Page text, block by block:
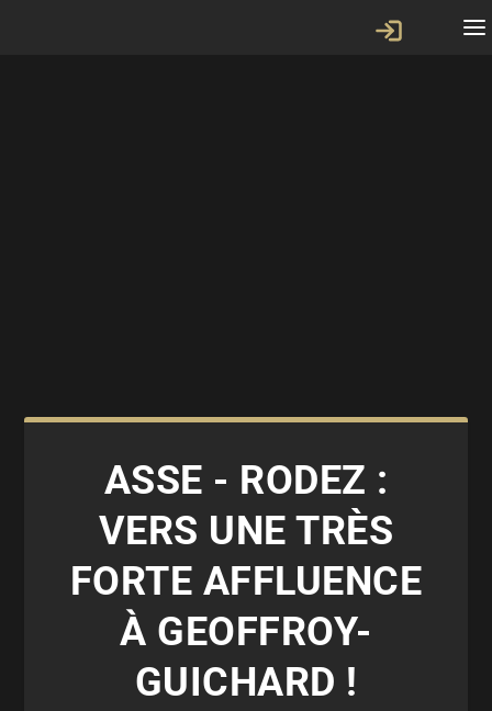
ASSE - RODEZ :
VERS UNE TRÈS
FORTE AFFLUENCE
À GEOFFROY-
GUICHARD !